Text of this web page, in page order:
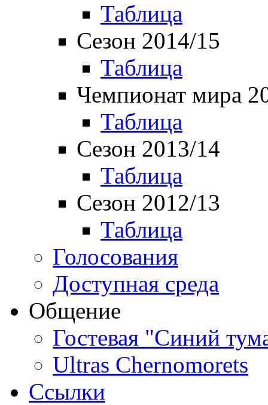
Таблица
Сезон 2014/15
Таблица
Чемпионат мира
Таблица
Сезон 2013/14
Таблица
Сезон 2012/13
Таблица
Голосования
Доступная среда
Общение
Гостевая "Синий
Ultras Chernomorets
Ссылки